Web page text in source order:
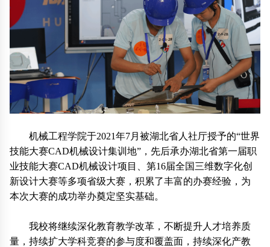
机械工程学院于2021年7月被湖北省人社厅授予的“世界
技能大赛CAD机械设计集训地”，先后承办湖北省第一届职
业技能大赛CAD机械设计项目、第16届全国三维数字化创
新设计大赛等多项省级大赛，积累了丰富的办赛经验，为
本次大赛的成功举办奠定坚实基础。
我校将继续深化教育教学改革，不断提升人才培养质
量，持续扩大学科竞赛的参与度和覆盖面，持续深化产教